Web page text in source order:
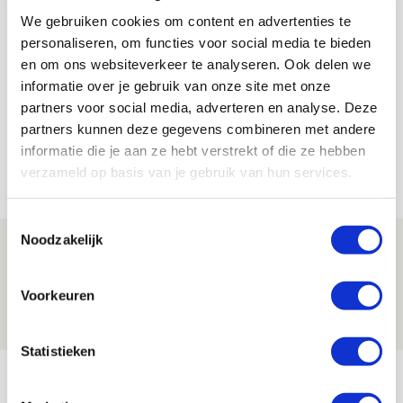
We gebruiken cookies om content en advertenties te
personaliseren, om functies voor social media te bieden
en om ons websiteverkeer te analyseren. Ook delen we
informatie over je gebruik van onze site met onze
partners voor social media, adverteren en analyse. Deze
partners kunnen deze gegevens combineren met andere
informatie die je aan ze hebt verstrekt of die ze hebben
verzameld op basis van je gebruik van hun services.
Noodzakelijk
Voorkeuren
Statistieken
De Redactie
Bekijk alle berichten van De Redactie
Net binnen //
Drie dingen die je moet weten over PEC
08 AUGUSTUS 2026 - 12:32